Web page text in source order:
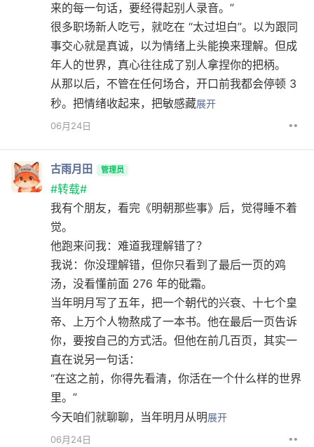
来的每一句话，要经得起别人录音。”
很多职场新人吃亏，就吃在 “太过坦白”。以为跟同
事交心就是真诚，以为情绪上头能换来理解。但成
年人的世界，真心往往成了别人拿捏你的把柄。
从那以后，不管在任何场合，开口前我都会停顿 3
秒。把情绪收起来，把敏感藏展开
06月24日
••
古雨月田 管理员
#转载#
我有个朋友，看完《明朝那些事》后，觉得睡不着
觉。
他跑来问我：难道我理解错了？
我说：你没理解错，但你只看到了最后一页的鸡
汤，没看懂前面 276 年的砒霜。
当年明月写了五年，把一个朝代的兴衰、十七个皇
帝、上万个人物熬成了一本书。他在最后一页告诉
你，要按自己的方式活。但他在前几百页，其实一
直在说另一句话：
“在这之前，你得先看清，你活在一个什么样的世界
里。”
今天咱们就聊聊，当年明月从明展开
06月24日
••